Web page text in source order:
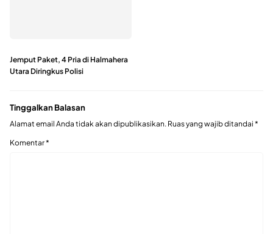
Jemput Paket, 4 Pria di Halmahera
Utara Diringkus Polisi
Tinggalkan Balasan
Alamat email Anda tidak akan dipublikasikan. Ruas yang wajib ditandai *
Komentar*